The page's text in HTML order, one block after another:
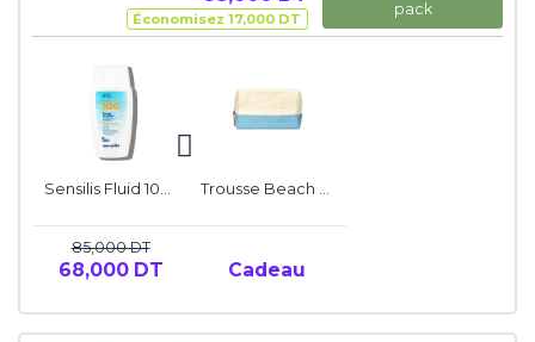
Économisez 17,000 DT
pack
85,000 DT
68,000 DT Cadeau